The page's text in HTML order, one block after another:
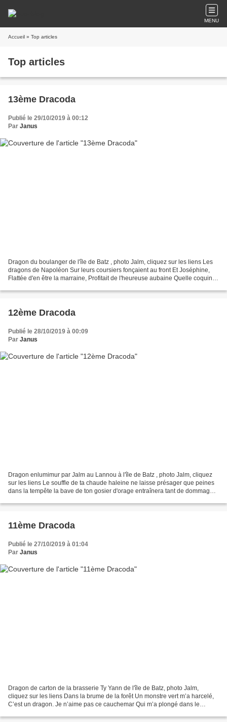
MENU
Accueil » Top articles
Top articles
13ème Dracoda
Publié le 29/10/2019 à 00:12
Par Janus
Dragon du boulanger de l'île de Batz , photo Jalm, cliquez sur les liens Les
dragons de Napoléon Sur leurs coursiers fonçaient au front Et Joséphine,
Flattée d'en être la marraine, Profitait de l'heureuse aubaine Quelle coquine
12ème Dracoda
Publié le 28/10/2019 à 00:09
Par Janus
Dragon enlumimur par Jalm au Lannou à l'île de Batz , photo Jalm, cliquez
sur les liens Le souffle de ta chaude haleine ne laisse présager que peines
dans la tempête la bave de ton gosier d'orage entraînera tant de dommages
11ème Dracoda
Publié le 27/10/2019 à 01:04
Par Janus
Dragon de carton de la brasserie Ty Yann de l'île de Batz, photo Jalm,
cliquez sur les liens Dans la brume de la forêt Un monstre vert m’a harcelé,
C’est un dragon. Je n’aime pas ce cauchemar Qui m’a plongé dans le